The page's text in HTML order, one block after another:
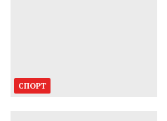
СПОРТ